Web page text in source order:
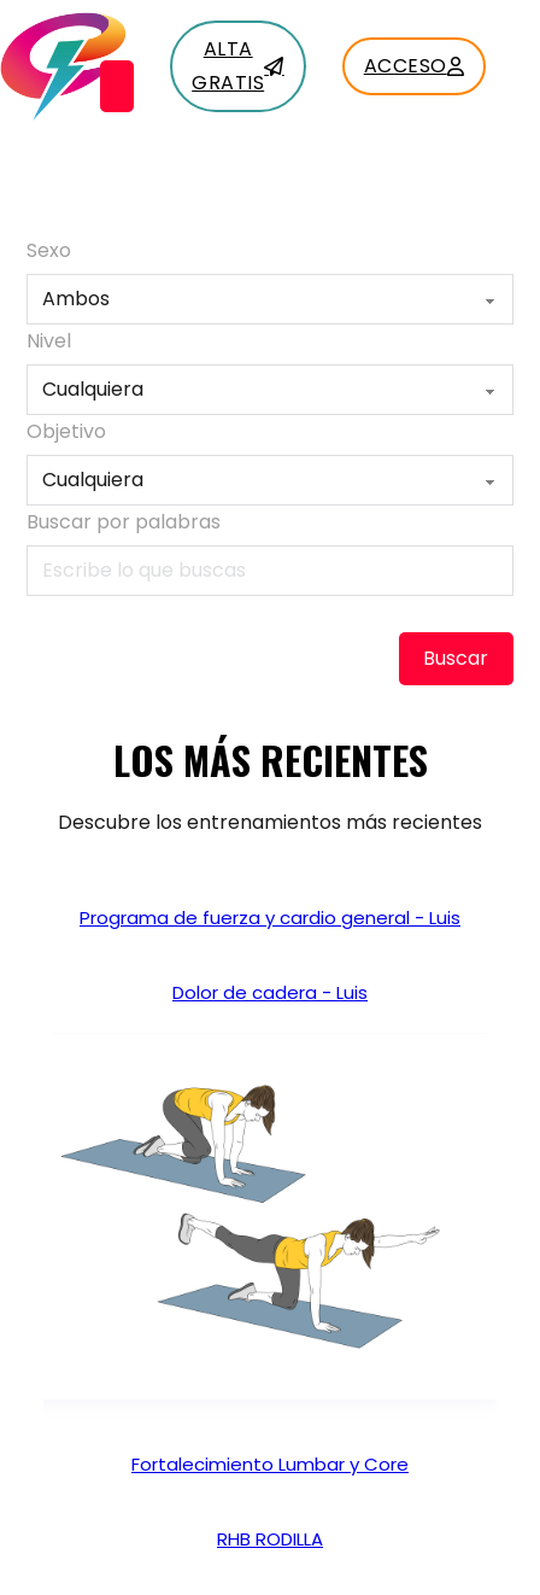
ALTA
GRATIS
ACCESO
Sexo
Nivel
Objetivo
Buscar por palabras
Buscar
LOS MÁS RECIENTES
Descubre los entrenamientos más recientes
Programa de fuerza y cardio general - Luis
Dolor de cadera - Luis
Fortalecimiento Lumbar y Core
RHB RODILLA